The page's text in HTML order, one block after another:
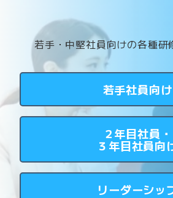
若手・中堅社員向けの各種研
若手社員向け
２年目社員・
３年目社員向
リーダーシッ